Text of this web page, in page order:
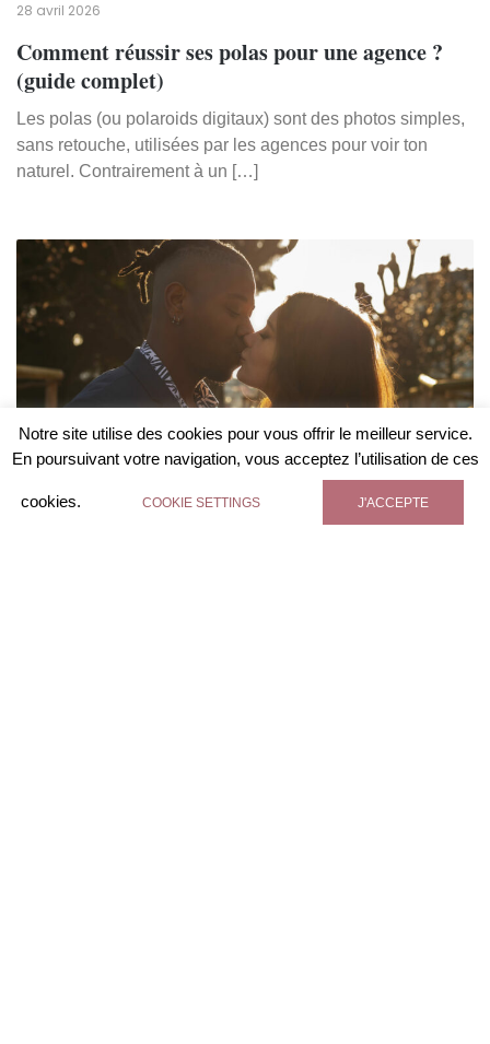
28 avril 2026
Comment réussir ses polas pour une agence ?
(guide complet)
Les polas (ou polaroids digitaux) sont des photos simples,
sans retouche, utilisées par les agences pour voir ton
naturel. Contrairement à un […]
Notre site utilise des cookies pour vous offrir le meilleur service.
En poursuivant votre navigation, vous acceptez l’utilisation de ces
cookies. COOKIE SETTINGS J'ACCEPTE